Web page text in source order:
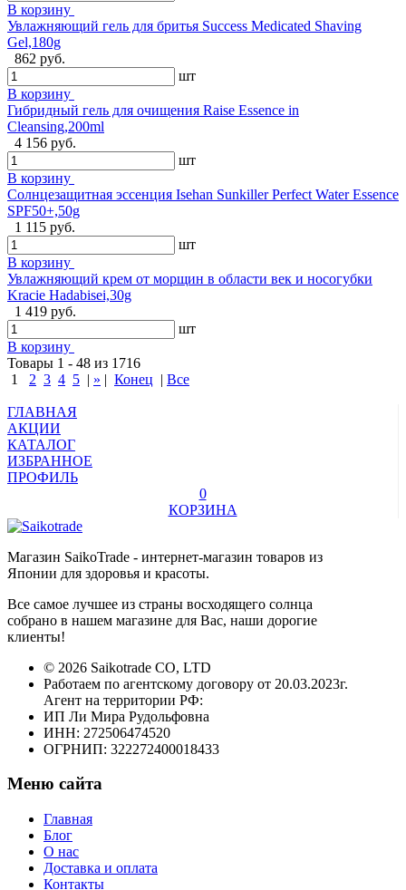
В корзину
Увлажняющий гель для бритья Success Medicated Shaving
Gel,180g
862 руб.
шт
В корзину
Гибридный гель для очищения Raise Essence in
Cleansing,200ml
4 156 руб.
шт
В корзину
Солнцезащитная эссенция Isehan Sunkiller Perfect Water Essence
SPF50+,50g
1 115 руб.
шт
В корзину
Увлажняющий крем от морщин в области век и носогубки
Kracie Hadabisei,30g
1 419 руб.
шт
В корзину
Товары 1 - 48 из 1716
1
2 3 4 5 | » | Конец | Все
ГЛАВНАЯ
АКЦИИ
КАТАЛОГ
ИЗБРАННОЕ
ПРОФИЛЬ
0
КОРЗИНА
Магазин SaikoTrade - интернет-магазин товаров из
Японии для здоровья и красоты.
Все самое лучшее из страны восходящего солнца
собрано в нашем магазине для Вас, наши дорогие
клиенты!
© 2026 Saikotrade CO, LTD
Работаем по агентскому договору от 20.03.2023г.
Агент на территории РФ:
ИП Ли Мира Рудольфовна
ИНН: 272506474520
ОГРНИП: 322272400018433
Меню сайта
Главная
Блог
О нас
Доставка и оплата
Контакты